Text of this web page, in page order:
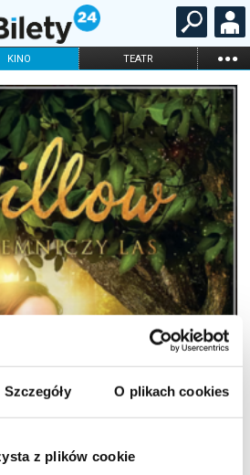
Szczegóły O plikach cookies
z plików cookie
KINO TEATR ...
I BALET
STAND-UP
ONLINE KARNETY